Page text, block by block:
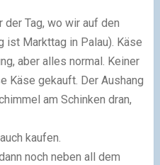
Tag, wo wir auf den
ist Markttag in Palau). Käse
aber alles normal. Keiner
Käse gekauft. Der Aushang
am Schinken dran,
kaufen.
noch neben all dem